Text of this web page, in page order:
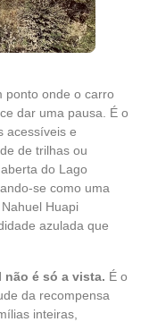
ponto onde o carro
dar uma pausa. É o
acessíveis e
de trilhas ou
do Lago
se como uma
Huapi
azulada que
não é só a vista. É o
da recompensa
inteiras,